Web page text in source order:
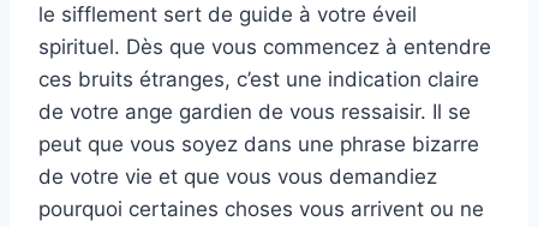
le sifflement sert de guide à votre éveil
spirituel. Dès que vous commencez à entendre
ces bruits étranges, c’est une indication claire
de votre ange gardien de vous ressaisir. Il se
peut que vous soyez dans une phrase bizarre
de votre vie et que vous vous demandiez
pourquoi certaines choses vous arrivent ou ne